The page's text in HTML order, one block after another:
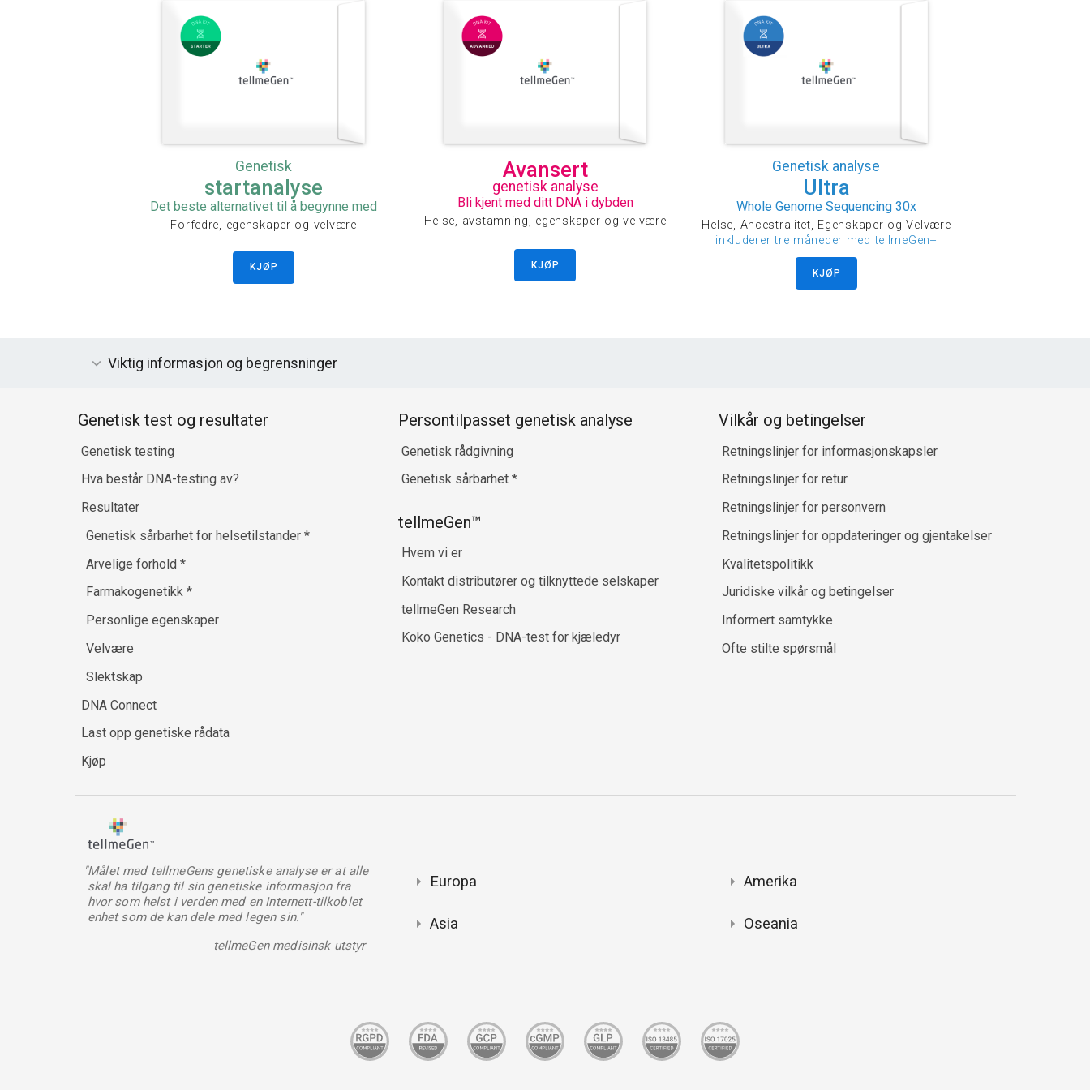
Genetisk
startanalyse
Det beste alternativet til å begynne med
Forfedre, egenskaper og velvære
KJØP
Avansert
genetisk analyse
Bli kjent med ditt DNA i dybden
Helse, avstamning, egenskaper og velvære
KJØP
Genetisk analyse
Ultra
Whole Genome Sequencing 30x
Helse, Ancestralitet, Egenskaper og Velvære
inkluderer tre måneder med tellmeGen+
KJØP
Viktig informasjon og begrensninger
Genetisk test og resultater
Genetisk testing
Hva består DNA-testing av?
Resultater
Genetisk sårbarhet for helsetilstander *
Arvelige forhold *
Farmakogenetikk *
Personlige egenskaper
Velvære
Slektskap
DNA Connect
Last opp genetiske rådata
Kjøp
Persontilpasset genetisk analyse
Genetisk rådgivning
Genetisk sårbarhet *
tellmeGen™
Hvem vi er
Kontakt distributører og tilknyttede selskaper
tellmeGen Research
Koko Genetics - DNA-test for kjæledyr
Vilkår og betingelser
Retningslinjer for informasjonskapsler
Retningslinjer for retur
Retningslinjer for personvern
Retningslinjer for oppdateringer og gjentakelser
Kvalitetspolitikk
Juridiske vilkår og betingelser
Informert samtykke
Ofte stilte spørsmål
"Målet med tellmeGens genetiske analyse er at alle
skal ha tilgang til sin genetiske informasjon fra
hvor som helst i verden med en Internett-tilkoblet
enhet som de kan dele med legen sin."
tellmeGen medisinsk utstyr
Europa
Asia
Amerika
Oseania